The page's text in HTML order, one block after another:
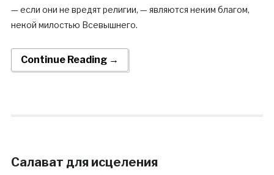
— если они не вредят религии, — являются неким благом,
некой милостью Всевышнего.
Continue Reading →
Салават для исцеления